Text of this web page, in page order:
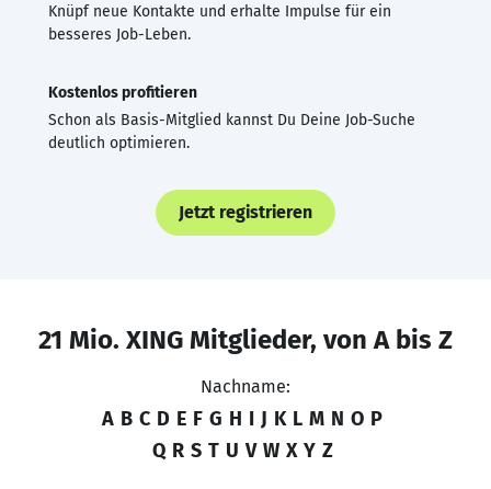
Knüpf neue Kontakte und erhalte Impulse für ein
besseres Job-Leben.
Kostenlos profitieren
Schon als Basis-Mitglied kannst Du Deine Job-Suche
deutlich optimieren.
Jetzt registrieren
21 Mio. XING Mitglieder, von A bis Z
Nachname:
A B C D E F G H I J K L M N O P
Q R S T U V W X Y Z